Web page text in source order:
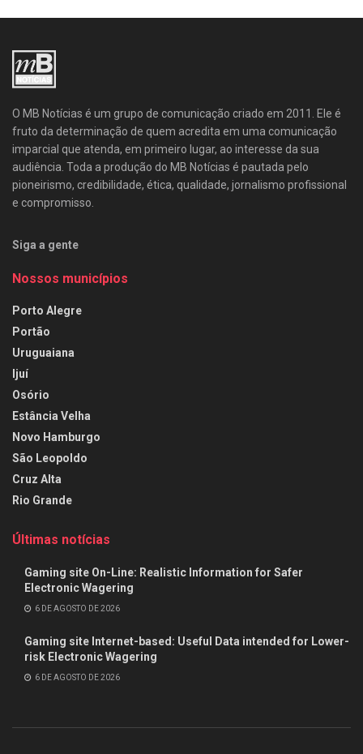
O MB Notícias é um grupo de comunicação criado em 2011. Ele é
fruto da determinação de quem acredita em uma comunicação
imparcial que atenda, em primeiro lugar, ao interesse da sua
audiência. Toda a produção do MB Notícias é pautada pelo
pioneirismo, credibilidade, ética, qualidade, jornalismo profissional
e compromisso.
Siga a gente
Nossos municípios
Porto Alegre
Portão
Uruguaiana
Ijuí
Osório
Estância Velha
Novo Hamburgo
São Leopoldo
Cruz Alta
Rio Grande
Últimas notícias
Gaming site On-Line: Realistic Information for Safer
Electronic Wagering
6 DE AGOSTO DE 2026
Gaming site Internet-based: Useful Data intended for Lower-
risk Electronic Wagering
6 DE AGOSTO DE 2026